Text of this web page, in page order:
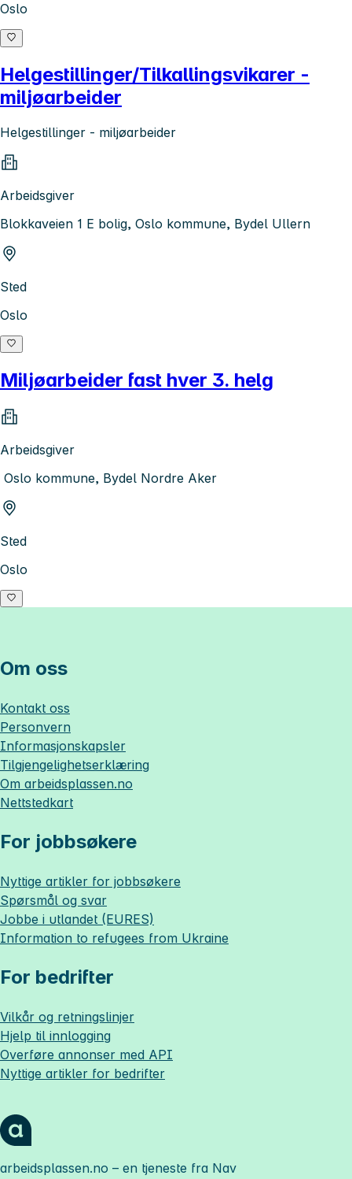
Oslo
Helgestillinger/Tilkallingsvikarer -
miljøarbeider
Helgestillinger - miljøarbeider
Arbeidsgiver
Blokkaveien 1 E bolig, Oslo kommune, Bydel Ullern
Sted
Oslo
Miljøarbeider fast hver 3. helg
Arbeidsgiver
Oslo kommune, Bydel Nordre Aker
Sted
Oslo
Om oss
Kontakt oss
Personvern
Informasjonskapsler
Tilgjengelighetserklæring
Om arbeidsplassen.no
Nettstedkart
For jobbsøkere
Nyttige artikler for jobbsøkere
Spørsmål og svar
Jobbe i utlandet (EURES)
Information to refugees from Ukraine
For bedrifter
Vilkår og retningslinjer
Hjelp til innlogging
Overføre annonser med API
Nyttige artikler for bedrifter
arbeidsplassen.no – en tjeneste fra Nav